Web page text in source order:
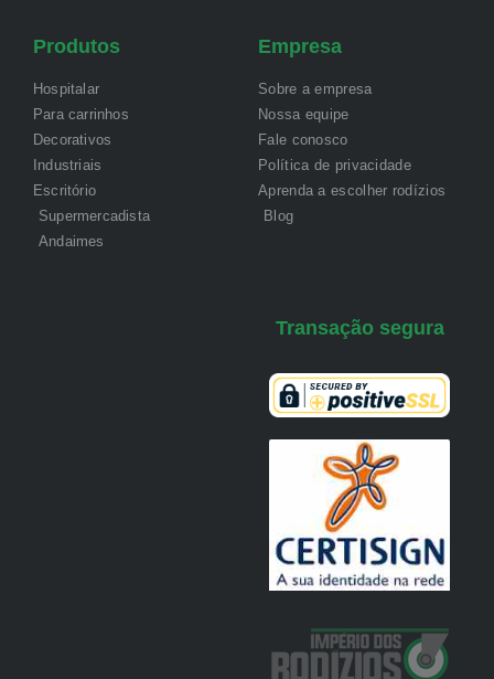
Produtos
Hospitalar
Para carrinhos
Decorativos
Industriais
Escritório
Supermercadista
Andaimes
Empresa
Sobre a empresa
Nossa equipe
Fale conosco
Política de privacidade
Aprenda a escolher rodízios
Blog
Transação segura